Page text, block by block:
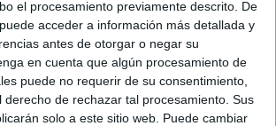
el procesamiento previamente descrito. De
acceder a información más detallada y
antes de otorgar o negar su
en cuenta que algún procesamiento de
puede no requerir de su consentimiento,
derecho de rechazar tal procesamiento. Sus
solo a este sitio web. Puede cambiar
el encuentro,Marcos Fernández
y mostró susatisfaccióntanto por el
el rendimiento colectivo del equipo.